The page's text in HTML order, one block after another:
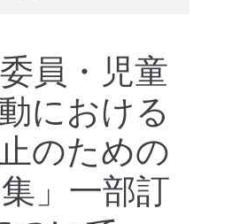
委員・児童
における
のための
」一部訂